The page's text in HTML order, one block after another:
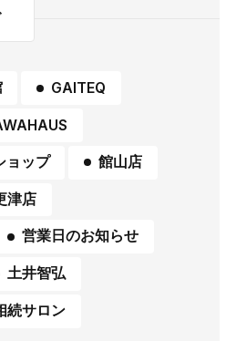
GAITEQ
ョップ 館山店
津店
営業日のお知らせ
土井智弘
続サロン